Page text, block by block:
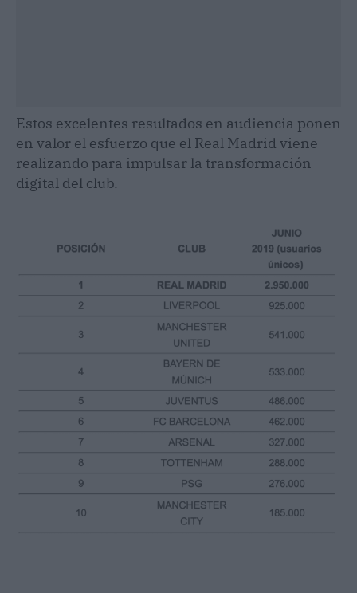
Estos excelentes resultados en audiencia ponen
en valor el esfuerzo que el Real Madrid viene
realizando para impulsar la transformación
digital del club.